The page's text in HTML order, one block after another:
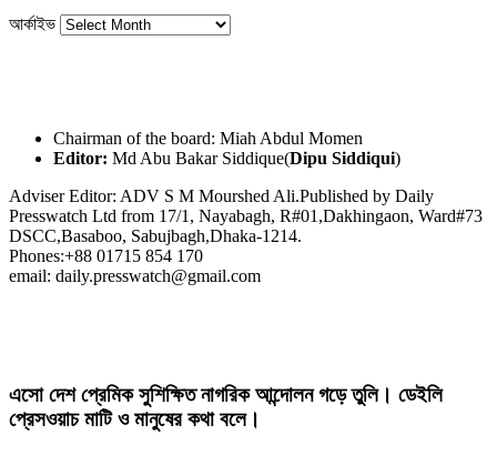
আর্কাইভ
Chairman of the board: Miah Abdul Momen
Editor: Md Abu Bakar Siddique(Dipu Siddiqui)
Adviser Editor: ADV S M Mourshed Ali.Published by Daily
Presswatch Ltd from 17/1, Nayabagh, R#01,Dakhingaon, Ward#73
DSCC,Basaboo, Sabujbagh,Dhaka-1214.
Phones:+88 01715 854 170
email: daily.presswatch@gmail.com
এসো দেশ প্রেমিক সুশিক্ষিত নাগরিক আন্দোলন গড়ে তুলি। ডেইলি
প্রেসওয়াচ মাটি ও মানুষের কথা বলে।